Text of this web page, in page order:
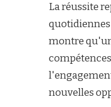
La réussite
quotidiennes
montre
nouvelles